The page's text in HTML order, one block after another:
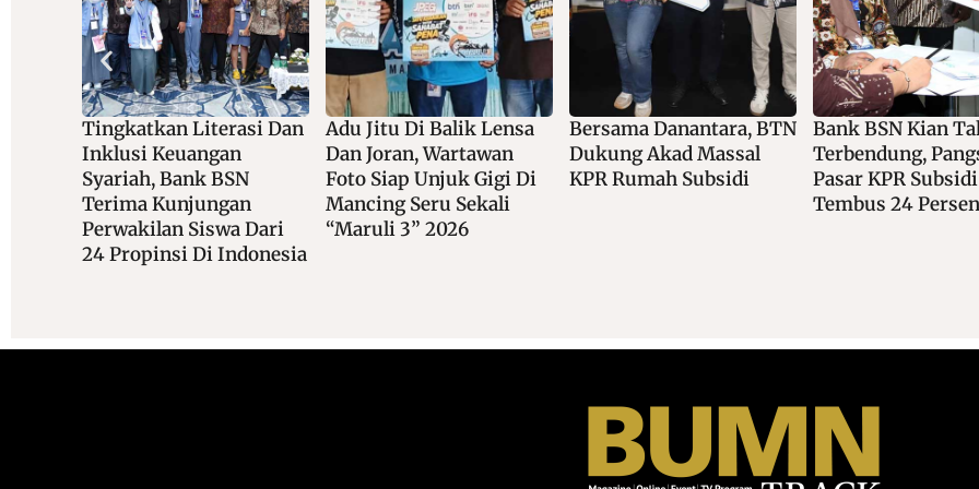
Adu Jitu Di Balik Lensa
Dan Joran, Wartawan
Foto Siap Unjuk Gigi Di
Mancing Seru Sekali
“Maruli 3” 2026
Bersama Danantara, BTN
Dukung Akad Massal
KPR Rumah Subsidi
Bank BSN Kian Tak
Terbendung, Pangsa
Pasar KPR Subsidi
Serius Garap
Digital, Bale
Bank BSN Raih Top
Digital Application